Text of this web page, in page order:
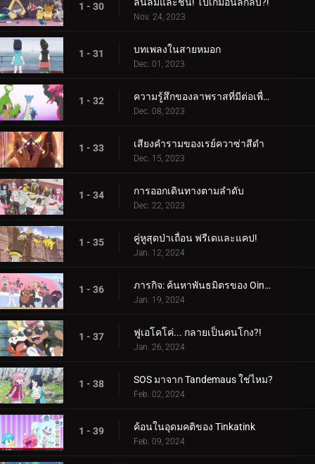
1 - 30
Nov. 24, 2023
1 - 31 บทเพลงในสายหมอก
Dec. 01, 2023
1 - 32 ความรู้สึกของลาพราสที่มีต่อเพื่อน
Dec. 08, 2023
1 - 33 เสียงคำรามของเรย์ควาซ่าสีดำ
Dec. 15, 2023
1 - 34 การออกเดินทางตามลำดับ
Dec. 22, 2023
1 - 35 คู่หูสุดป่าเถื่อน ฟรีเดและแคป!
Jan. 12, 2024
1 - 36 ภารกิจ: ค้นหาพันธมิตรของ Oinkologne!
Jan. 19, 2024
1 - 37 ฟูเอโคโค่... กลายเป็นคนโกง?!
Jan. 26, 2024
1 - 38 SOS มาจาก Tandemaus ใช่ไหม?
Feb. 02, 2024
1 - 39 ค้อนในอุดมคติของ Tinkatink
Feb. 09, 2024